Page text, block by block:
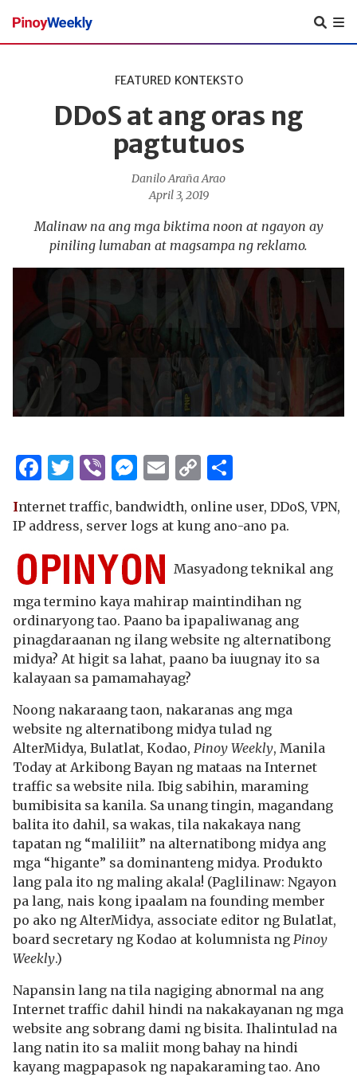
Pinoy
Weekly
FEATURED KONTEKSTO
DDoS at ang oras ng
pagtutuos
Danilo Araña Arao
April 3, 2019
Malinaw na ang mga biktima noon at ngayon ay
piniling lumaban at magsampa ng reklamo.
Facebook
Twitter
ViberMessenger
Email
Copy
Link
Internet traffic, bandwidth, online user, DDoS, VPN,
IP address, server logs at kung ano-ano pa.
Masyadong teknikal ang
mga termino kaya mahirap maintindihan ng
ordinaryong tao. Paano ba ipapaliwanag ang
pinagdaraanan ng ilang website ng alternatibong
midya? At higit sa lahat, paano ba iuugnay ito sa
kalayaan sa pamamahayag?
Noong nakaraang taon, nakaranas ang mga
website ng alternatibong midya tulad ng
AlterMidya, Bulatlat, Kodao, Pinoy Weekly, Manila
Today at Arkibong Bayan ng mataas na Internet
traffic sa website nila. Ibig sabihin, maraming
bumibisita sa kanila. Sa unang tingin, magandang
balita ito dahil, sa wakas, tila nakakaya nang
tapatan ng “maliliit” na alternatibong midya ang
mga “higante” sa dominanteng midya. Produkto
lang pala ito ng maling akala! (Paglilinaw: Ngayon
pa lang, nais kong ipaalam na founding member
po ako ng AlterMidya, associate editor ng Bulatlat,
board secretary ng Kodao at kolumnista ng Pinoy
Weekly.)
Napansin lang na tila nagiging abnormal na ang
Internet traffic dahil hindi na nakakayanan ng mga
website ang sobrang dami ng bisita. Ihalintulad na
lang natin ito sa maliit mong bahay na hindi
kayang magpapasok ng napakaraming tao. Ano